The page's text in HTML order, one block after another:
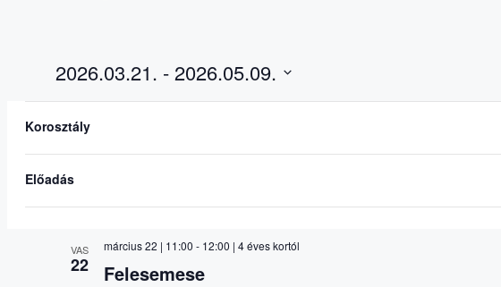
2026.03.21. - 2026.05.09.
any
the
form
inputs
will
Korosztály
Előadás
VAS
22
március 22 | 11:00 - 12:00 | 4 éves kortól
Felesemese